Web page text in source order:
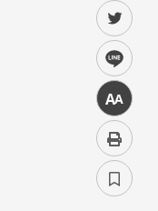
twitter
line
中